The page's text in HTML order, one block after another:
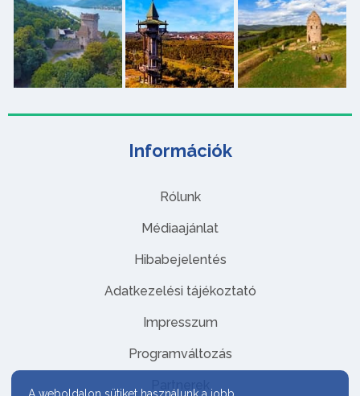
Információk
Rólunk
Médiaajánlat
Hibabejelentés
Adatkezelési tájékoztató
Impresszum
Programváltozás
Partnerek